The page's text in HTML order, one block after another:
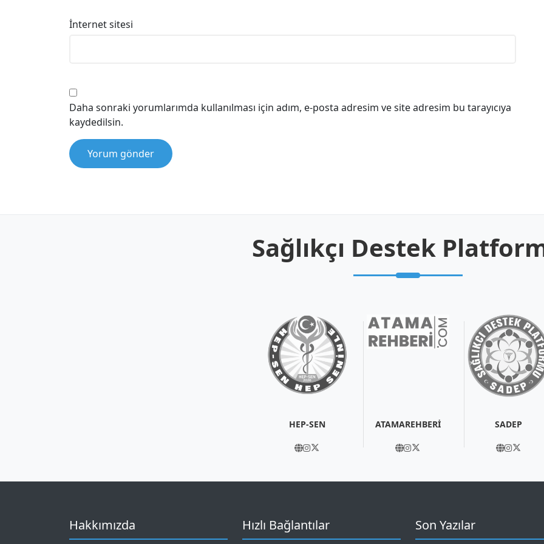
İnternet sitesi
Daha sonraki yorumlarımda kullanılması için adım, e-posta adresim ve site adresim bu tarayıcıya
kaydedilsin.
Sağlıkçı Destek
HEP-SEN ATAMAREHBERİ SADEP
Hakkımızda Hızlı Bağlantılar Son Yazılar